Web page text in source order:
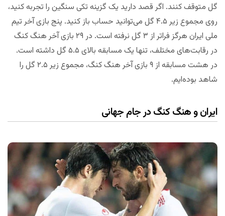
گل متوقف کنند. اگر قصد دارید یک گزینه تکی سنگین را تجربه کنید،
روی مجموع زیر ۴.۵ گل می‌توانید حساب باز کنید. پنج بازی آخر تیم
ملی ایران هرگز فراتر از ۳ گل نرفته است. در ۲۹ بازی آخر هنگ کنگ
در رقابت‌های مختلف، تنها یک مسابقه بالای ۵.۵ گل داشته است.
در هشت مسابقه از ۹ بازی آخر هنگ کنگ، مجموع زیر ۲.۵ گل را
شاهد بوده‌ایم.
ایران و هنگ کنگ در جام جهانی